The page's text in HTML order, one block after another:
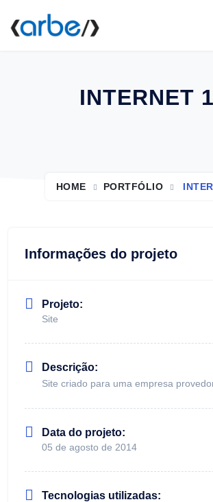
INTERNET
HOME PORTFÓLIO
Informações do projeto
Projeto:
Site
Descrição:
Site criado para uma empresa
Data do projeto:
05 de agosto de 2014
Tecnologias utilizadas: